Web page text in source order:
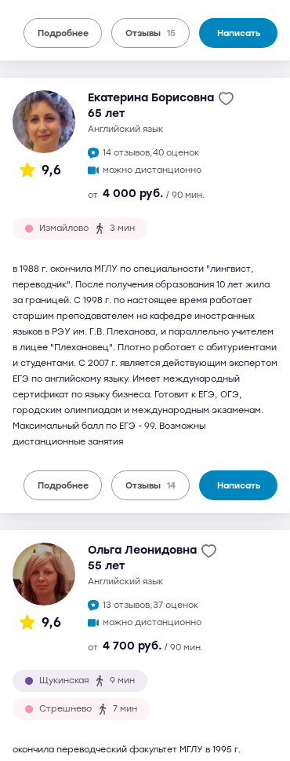
Подробнее Отзывы 15 Написать
9,6
Екатерина Борисовна
65 лет
английский язык
14 отзывов,40 оценок
можно дистанционно
от 4 000 руб. / 90 мин.
Измайлово 3 мин
в 1988 г. окончила МГЛУ по специальности "лингвист,
переводчик". После получения образования 10 лет жила
за границей. С 1998 г. по настоящее время работает
старшим преподавателем на кафедре иностранных
языков в РЭУ им. Г.В. Плеханова, и параллельно учителем
в лицее "Плехановец". Плотно работает с абитуриентами
и студентами. С 2007 г. является действующим экспертом
ЕГЭ по английскому языку. Имеет международный
сертификат по языку бизнеса. Готовит к ЕГЭ, ОГЭ,
городским олимпиадам и международным экзаменам.
Максимальный балл по ЕГЭ - 99. Возможны
дистанционные занятия
Подробнее Отзывы 14 Написать
9,6
Ольга Леонидовна
55 лет
английский язык
13 отзывов,37 оценок
можно дистанционно
от 4 700 руб. / 90 мин.
Щукинская 9 мин
Стрешнево 7 мин
окончила переводческий факультет МГЛУ в 1995 г.